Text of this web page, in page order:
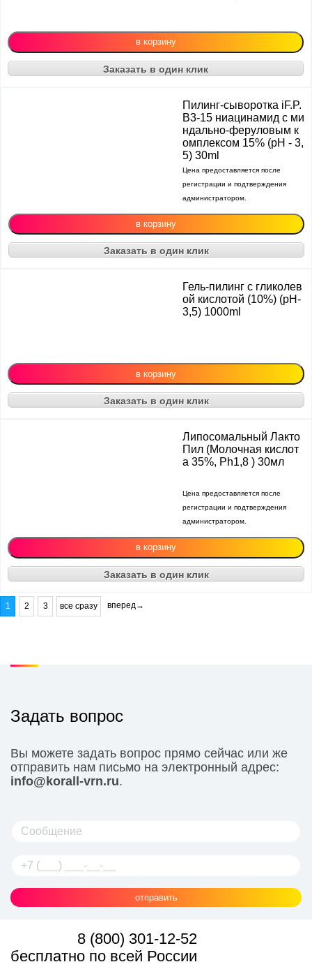
Заказать в один клик
Пилинг-сыворотка iF.P.
B3-15 ниацинамид с ми
ндально-феруловым к
омплексом 15% (рН - 3,
5) 30ml
Цена предоставляется после
регистрации и подтверждения
администратором.
Заказать в один клик
Гель-пилинг с гликолев
ой кислотой (10%) (рН-
3,5) 1000ml
Заказать в один клик
Липосомальный Лакто
Пил (Молочная кислот
а 35%, Ph1,8 ) 30мл
Цена предоставляется после
регистрации и подтверждения
администратором.
Заказать в один клик
1 2 3 все сразу вперед→
Задать вопрос
Вы можете задать вопрос прямо сейчас или же
отправить нам письмо на электронный адрес:
info@korall-vrn.ru.
отправить
8 (800) 301-12-52
бесплатно по всей России